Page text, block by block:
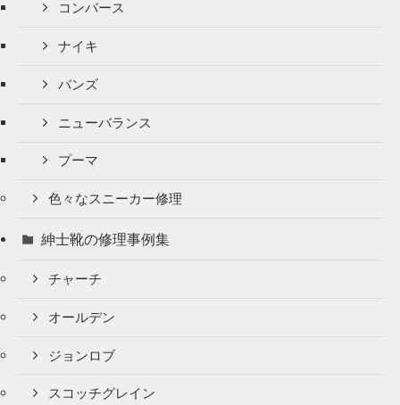
コンバース
ナイキ
バンズ
ニューバランス
プーマ
色々なスニーカー修理
紳士靴の修理事例集
チャーチ
オールデン
ジョンロブ
スコッチグレイン